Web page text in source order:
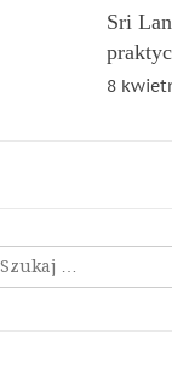
Sri
8
Szukaj: